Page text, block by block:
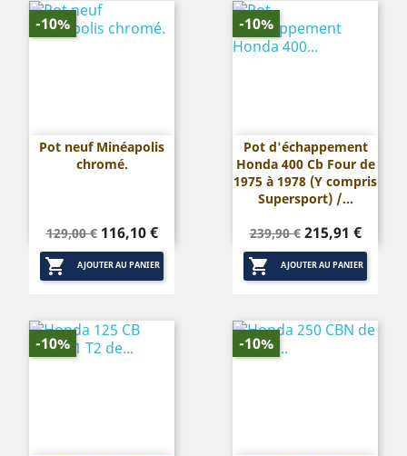
Pot neuf Minéapolis
chromé.
Prix
de
base
129,00 € Prix
116,10 €
 AJOUTER AU PANIER
-10%
Pot d'échappement
Honda 400 Cb Four de
1975 à 1978 (Y compris
Supersport) /...
Prix
de
base
239,90 € Prix
215,91 €
 AJOUTER AU PANIER
-10%
-10% -10%